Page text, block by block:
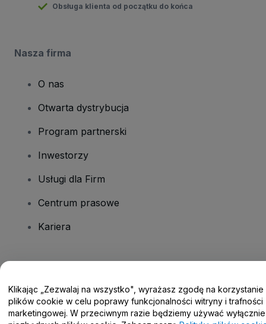
Obsługa klienta od początku do końca
Nasza firma
O nas
Otwarta dystrybucja
Program partnerski
Inwestorzy
Usługi dla Firm
Centrum prasowe
Kariera
Centrum pomocy / Skontaktuj się z nami
Klikając „Zezwalaj na wszystko", wyrażasz zgodę na korzystanie
plików cookie w celu poprawy funkcjonalności witryny i trafności
marketingowej. W przeciwnym razie będziemy używać wyłącznie